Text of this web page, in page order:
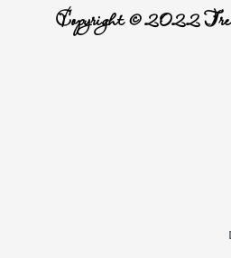
Copyright © 2022